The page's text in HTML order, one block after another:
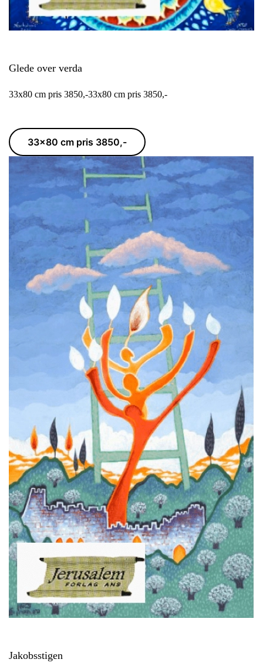
Glede over verda
33x80 cm pris 3850,-33x80 cm pris 3850,-
33x80 cm pris 3850,-
Jakobsstigen